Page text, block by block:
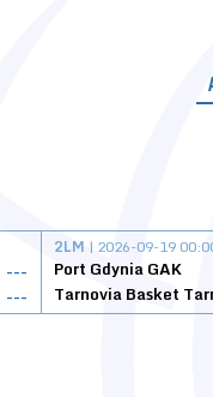
---
---
2LM | 2026-09-19
Port Gdynia GAK